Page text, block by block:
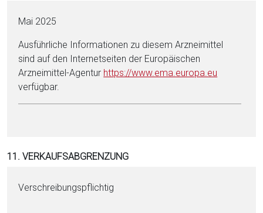
Mai 2025
Ausführliche Informationen zu diesem Arzneimittel
sind auf den Internetseiten der Europäischen
Arzneimittel-Agentur https://www.ema.eu­ropa.eu
verfügbar.
11. VERKAUFSABGRENZUNG
Verschreibungspflichtig